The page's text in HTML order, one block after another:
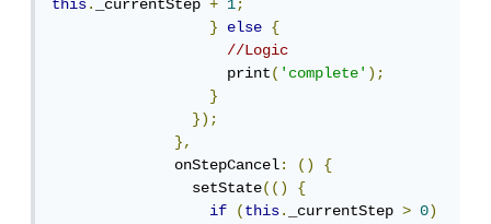
this. _currentStep + 1;
}
else
{
//Logic
                    print
('complete');
}
});
},
              onStepCancel
: ()
{
                setState
(()
{
if
(this. _currentStep > 0)